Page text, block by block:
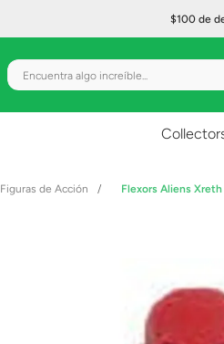
$100 de
Encuentra algo increíble...
Figuras de Acción Flexors Aliens